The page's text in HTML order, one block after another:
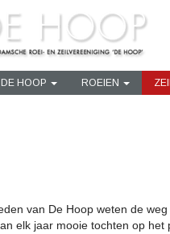
DE HOOP ROEIEN
van De Hoop weten de
elk jaar mooie tochten op het